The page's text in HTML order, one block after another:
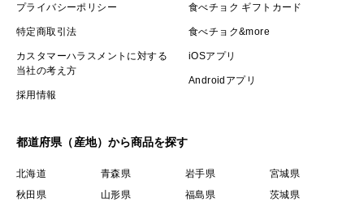
プライバシーポリシー
特定商取引法
カスタマーハラスメントに対する
当社の考え方
採用情報
食べチョク ギフトカード
食べチョク&more
iOSアプリ
Androidアプリ
都道府県（産地）から商品を探す
北海道 青森県 岩手県
宮城県
秋田県
山形県 福島県
茨城県